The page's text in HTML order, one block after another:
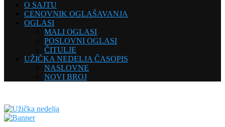
O SAJTU
CENOVNIK OGLAŠAVANJA
OGLASI
MALI OGLASI
POSLOVNI OGLASI
ČITULJE
UŽIČKA NEDELJA ČASOPIS
NASLOVNE
NOVI BROJ